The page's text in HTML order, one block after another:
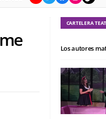
CARTELERA
Los autores